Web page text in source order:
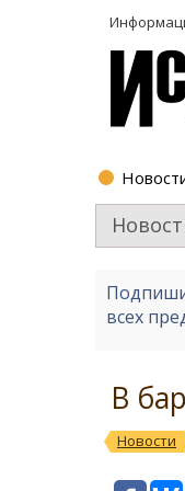
всех
В
Новости